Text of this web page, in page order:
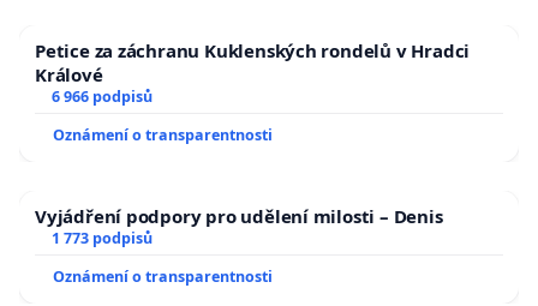
Petice za záchranu Kuklenských rondelů v Hradci
Králové
6 966 podpisů
Oznámení o transparentnosti
Vyjádření podpory pro udělení milosti – Denis
1 773 podpisů
Oznámení o transparentnosti